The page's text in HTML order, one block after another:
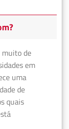
muito de
em
uma
de
quais